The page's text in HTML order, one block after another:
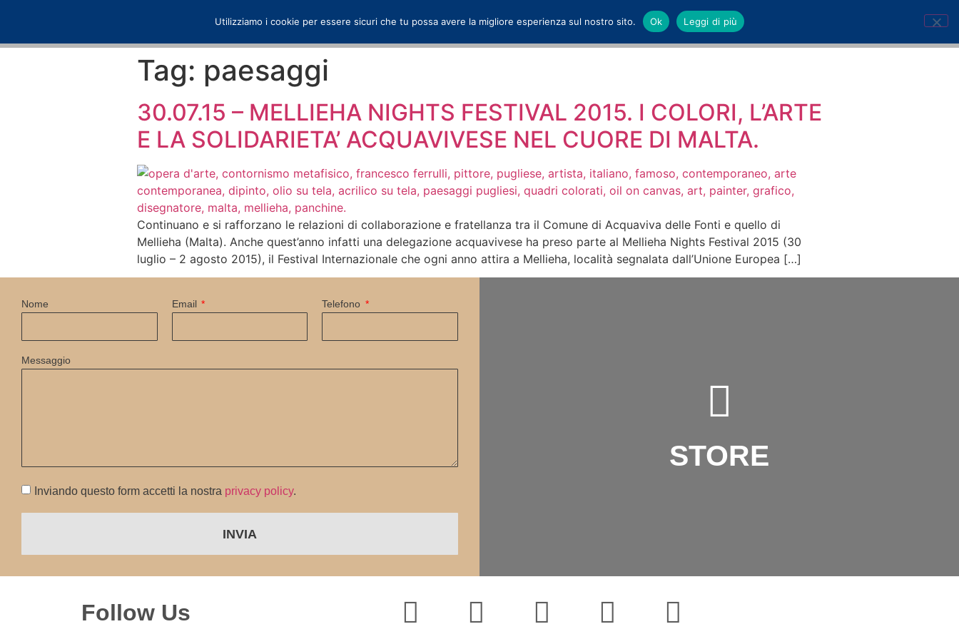
Tag: paesaggi
30.07.15 – MELLIEHA NIGHTS FESTIVAL 2015. I COLORI, L’ARTE
E LA SOLIDARIETA’ ACQUAVIVESE NEL CUORE DI MALTA.
Continuano e si rafforzano le relazioni di collaborazione e fratellanza tra il Comune di Acquaviva delle Fonti e quello di
Mellieha (Malta). Anche quest’anno infatti una delegazione acquavivese ha preso parte al Mellieha Nights Festival 2015 (30
luglio – 2 agosto 2015), il Festival Internazionale che ogni anno attira a Mellieha, località segnalata dall’Unione Europea […]
Nome Email Telefono
Messaggio
Inviando questo form accetti la nostra privacy policy.
INVIA
STORE
Follow Us
Utilizziamo i cookie per essere sicuri che tu possa avere la migliore esperienza sul nostro sito. Ok Leggi di più